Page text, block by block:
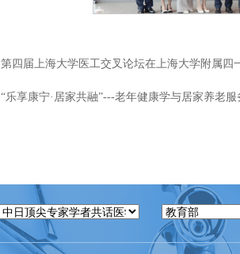
第四届上海大学医工交叉论坛在上海大学附属四
“乐享康宁·居家共融”---老年健康学与居家养老